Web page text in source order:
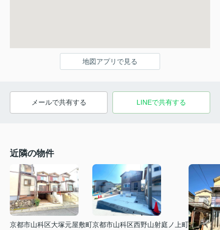
地図アプリで見る
メールで共有する LINEで共有する
近隣の物件
京都市山科区大塚元屋敷町京都市山科区西野山射庭ノ上町